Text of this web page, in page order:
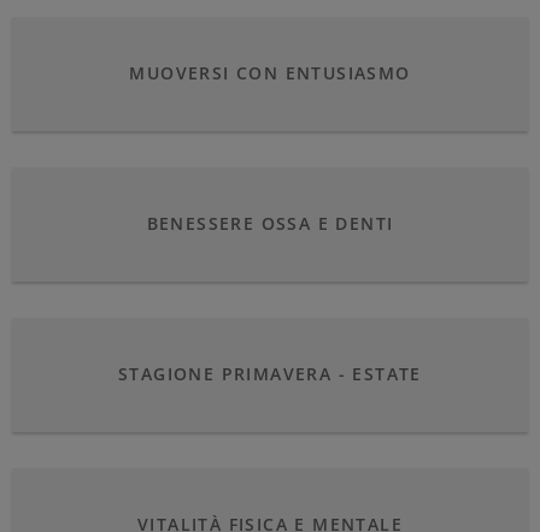
MUOVERSI CON ENTUSIASMO
BENESSERE OSSA E DENTI
STAGIONE PRIMAVERA - ESTATE
VITALITÀ FISICA E MENTALE